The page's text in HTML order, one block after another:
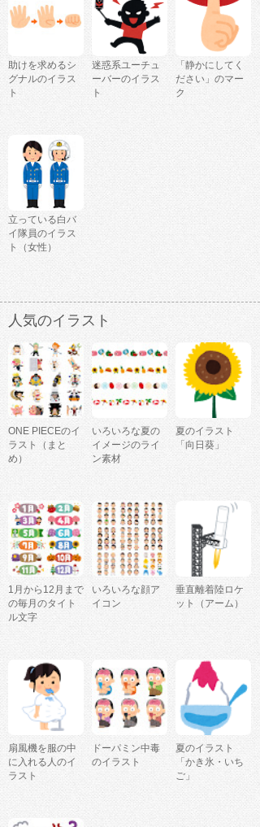
助けを求めるシ
グナルのイラス
ト
迷惑系ユーチュ
ーバーのイラス
ト
「静かにしてく
ださい」のマー
ク
立っている白バ
イ隊員のイラス
ト（女性）
人気のイラスト
ONE PIECEのイ
ラスト（まと
め）
いろいろな夏の
イメージのライ
ン素材
夏のイラスト
「向日葵」
1月から12月まで
の毎月のタイト
ル文字
いろいろな顔ア
イコン
垂直離着陸ロケ
ット（アーム）
扇風機を服の中
に入れる人のイ
ラスト
ドーパミン中毒
のイラスト
夏のイラスト
「かき氷・いち
ご」